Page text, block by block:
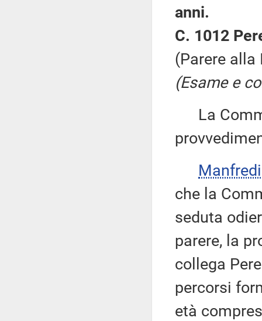
anni.
C. 1012
(Parere alla
(Esame e
La
che la
seduta
parere, la
collega
percorsi
età